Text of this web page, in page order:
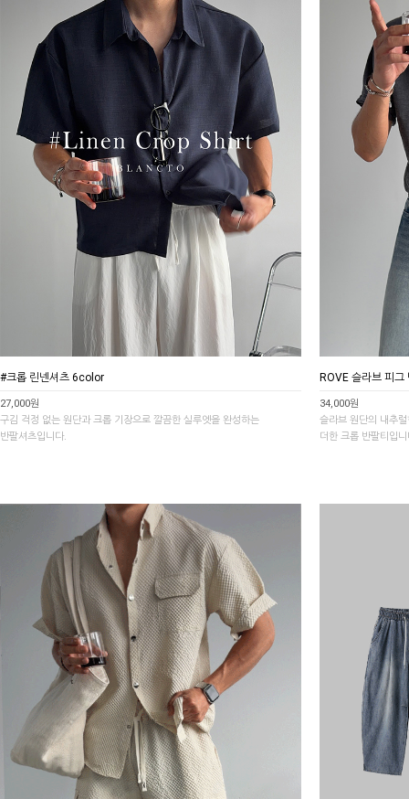
#크롭 린넨셔츠 6color
27,000원
구김 걱정 없는 원단과 크롭 기장으로 깔끔한 실루엣을 완성하는
반팔셔츠입니다.
ROVE 슬라브 피
34,000원
슬라브 원단의 내추
더한 크롭 반팔티입